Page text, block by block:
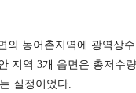
의 농어촌지역에 광역상
지역 3개 읍면은 총저수
실정이었다.